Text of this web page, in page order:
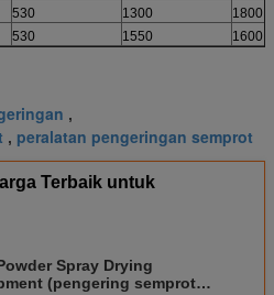
530 1300
1800
530 1550 1600
,
, peralatan pengeringan semprot
Terbaik untuk
Spray Drying
(pengering semprot